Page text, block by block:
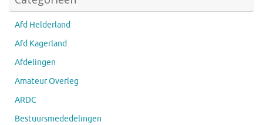
Afd Helderland
Afd Kagerland
Afdelingen
Amateur Overleg
ARDC
Bestuursmededelingen